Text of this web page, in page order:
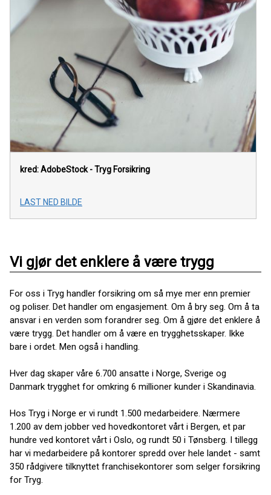
kred: AdobeStock - Tryg Forsikring
LAST NED BILDE
Vi gjør det enklere å være trygg
For oss i Tryg handler forsikring om så mye mer enn premier
og poliser. Det handler om engasjement. Om å bry seg. Om å ta
ansvar i en verden som forandrer seg. Om å gjøre det enklere å
være trygg. Det handler om å være en trygghetsskaper. Ikke
bare i ordet. Men også i handling.
Hver dag skaper våre 6.700 ansatte i Norge, Sverige og
Danmark trygghet for omkring 6 millioner kunder i Skandinavia.
Hos Tryg i Norge er vi rundt 1.500 medarbeidere. Nærmere
1.200 av dem jobber ved hovedkontoret vårt i Bergen, et par
hundre ved kontoret vårt i Oslo, og rundt 50 i Tønsberg. I tillegg
har vi medarbeidere på kontorer spredd over hele landet - samt
350 rådgivere tilknyttet franchisekontorer som selger forsikring
for Tryg.